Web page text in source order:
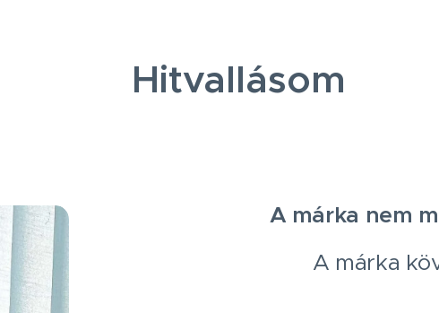
Hitvallásom
A márka nem
A márka